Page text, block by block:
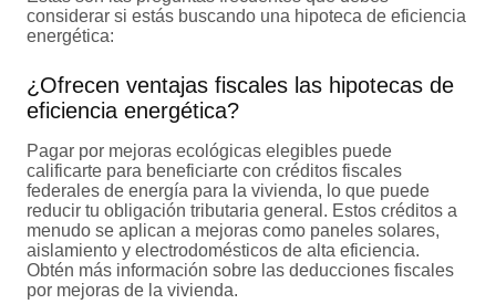
considerar si estás buscando una hipoteca de eficiencia
energética:
¿Ofrecen ventajas fiscales las hipotecas de
eficiencia energética?
Pagar por mejoras ecológicas elegibles puede
calificarte para beneficiarte con créditos fiscales
federales de energía para la vivienda, lo que puede
reducir tu obligación tributaria general. Estos créditos a
menudo se aplican a mejoras como paneles solares,
aislamiento y electrodomésticos de alta eficiencia.
Obtén más información sobre las deducciones fiscales
por mejoras de la vivienda.